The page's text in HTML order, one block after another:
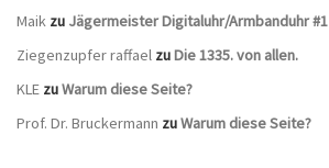
Maik zu Jägermeister Digitaluhr/Armbanduhr #1
Ziegenzupfer raffael zuDie 1335. von allen.
KLE zuWarum diese Seite?
Prof. Dr. Bruckermann zuWarum diese Seite?